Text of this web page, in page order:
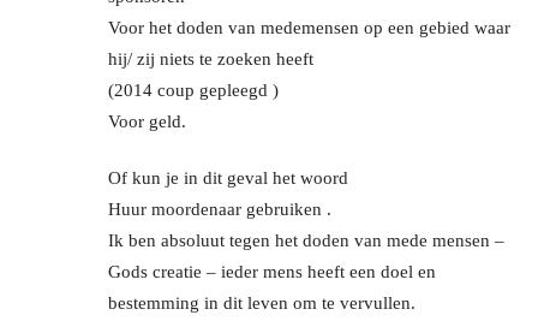
Voor het doden van medemensen op een gebied waar
hij/ zij niets te zoeken heeft
(2014 coup gepleegd )
Voor geld.
Of kun je in dit geval het woord
Huur moordenaar gebruiken .
Ik ben absoluut tegen het doden van mede mensen –
Gods creatie – ieder mens heeft een doel en
bestemming in dit leven om te vervullen.